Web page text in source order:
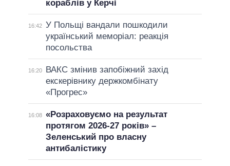
кораблів у Керчі
16:42 У Польщі вандали пошкодили
український меморіал: реакція
посольства
16:20
ВАКС змінив запобіжний захід
екскерівнику держкомбінату
«Прогрес»
16:08 «Розраховуємо на результат
протягом 2026-27 років» –
Зеленський про власну
антибалістику